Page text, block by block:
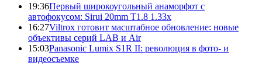
19:36Первый широкоугольный анаморфот с
автофокусом: Sirui 20mm T1.8 1.33x
16:27Viltrox готовит масштабное обновление: новые
объективы серий LAB и Air
15:03Panasonic Lumix S1R II: революция в фото- и
видеосъемке